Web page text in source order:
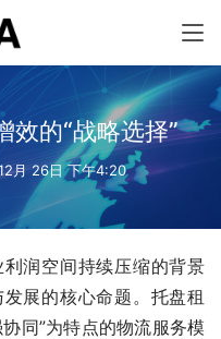
效的“战略选择”
月 26日 下午4:20
润空间持续压缩的背景
展的核心命题。托盘租
同”为特点的物流服务模